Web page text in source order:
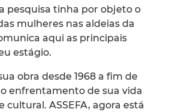
pesquisa tinha por objeto o
mulheres nas aldeias da
aqui as principais
estágio.
obra desde 1968 a fim de
enfrentamento de sua vida
cultural. ASSEFA, agora está